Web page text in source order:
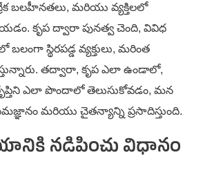
బలహీనతలు, మరియు వ్యక్తిలలో
కృప ద్వారా పునత్వ చెంది, వివిధ
స్థిరపడ్డ వ్యక్తులు, మరింత
తద్వారా, కృప ఎలా ఉండాలో,
ఎలా పొందాలో తెలుసుకోవడం, మన
మరియు చైతన్యాన్ని ప్రసాదిస్తుంది.
నడిపించు విధానం